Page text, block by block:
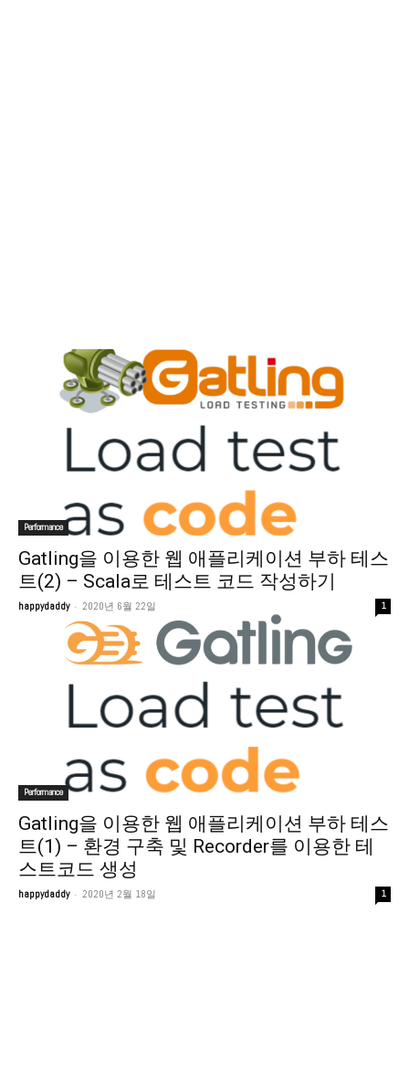
Performance
Gatling을 이용한 웹 애플리케이션 부하 테스
트(2) – Scala로 테스트 코드 작성하기
happydaddy - 2020년 6월 22일 1
Performance
Gatling을 이용한 웹 애플리케이션 부하 테스
트(1) – 환경 구축 및 Recorder를 이용한 테
스트코드 생성
happydaddy - 2020년 2월 18일 1